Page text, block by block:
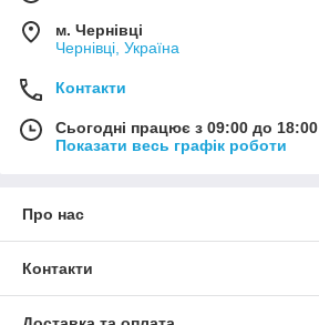
м. Чернівці
Чернівці, Україна
Контакти
Сьогодні працює з 09:00 до 18:00
Показати весь графік роботи
Про нас
Контакти